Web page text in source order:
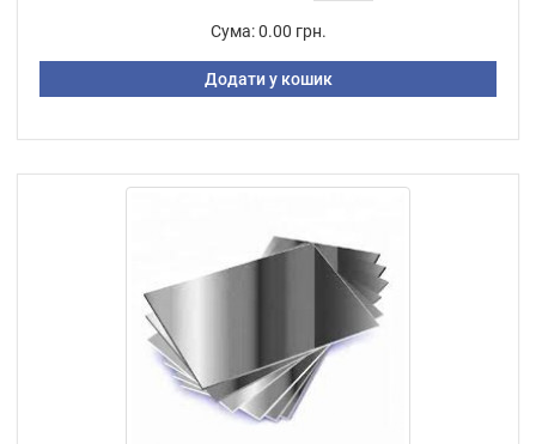
Сума: 0.00 грн.
Додати у кошик